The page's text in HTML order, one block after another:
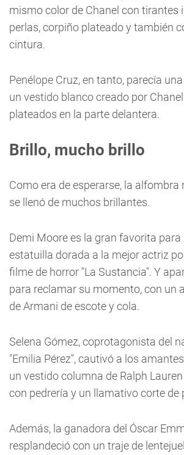
mismo color de Chanel con tirantes
perlas, corpiño plateado y también
cintura.
Penélope Cruz, en tanto, parecía
un vestido blanco creado por
plateados en la parte delantera.
Brillo, mucho brillo
Como era de esperarse, la alfombra
se llenó de muchos brillantes.
Demi Moore es la gran favorita para
estatuilla dorada a la mejor actriz
filme de horror "La Sustancia". Y
para reclamar su momento, con un
de Armani de escote y cola.
Selena Gómez, coprotagonista del
"Emilia Pérez", cautivó a los
un vestido columna de Ralph
con pedrería y un llamativo corte de
Además, la ganadora del Óscar
resplandeció con un traje de